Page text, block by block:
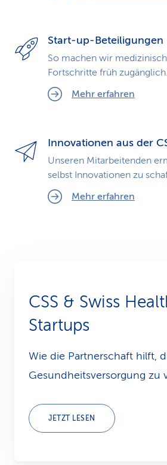
Start-up-Beteiligungen
So machen wir
Fortschritte früh zugänglich.
Mehr erfahren
Innovationen aus der
Unseren Mitarbeitenden
selbst Innovationen zu
Mehr erfahren
CSS & Swiss
Startups
Wie die Partnerschaft hilft,
Gesundheitsversorgung zu
JETZT LESEN